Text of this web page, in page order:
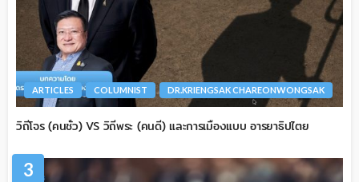
ARTICLES COLUMNIST DR.KRIENGSAK CHAREONWONGSAK
วิถีโจร (คนชั่ว) VS วิถีพระ (คนดี) และการเมืองแบบ อารยาธิปไตย
3